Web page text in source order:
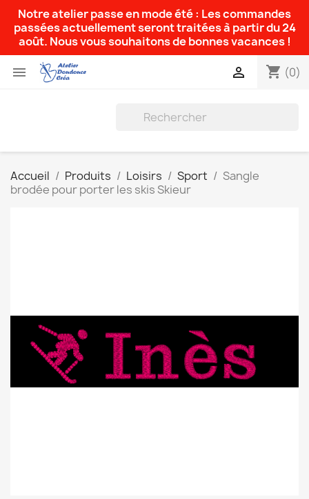
Notre atelier passe en mode été : Les commandes
passées actuellement seront traitées à partir du 24
août. Nous vous souhaitons de bonnes vacances !
 shopping_cart (0)

Accueil Produits Loisirs Sport
Sangle
brodée pour porter les skis Skieur